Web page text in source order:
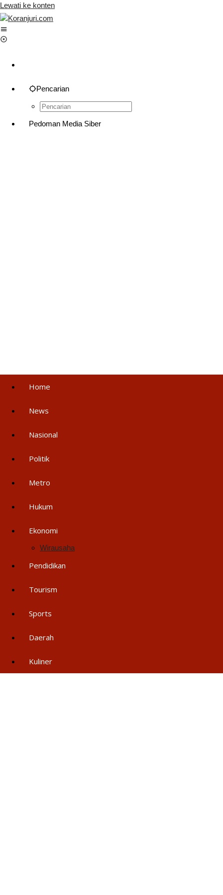
Lewati ke konten
Pencarian
Pedoman Media Siber
Home
News
Nasional
Politik
Metro
Hukum
Ekonomi
Wirausaha
Pendidikan
Tourism
Sports
Daerah
Kuliner